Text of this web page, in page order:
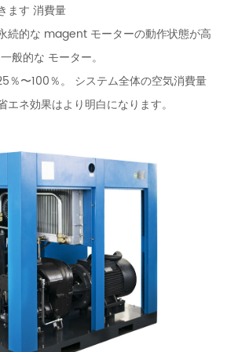
ます 消費量
続的な magent モーターの動作状態が高
般的な モーター。
％〜100％。 システム全体の空気消費量
ネ効果はより明白になります。